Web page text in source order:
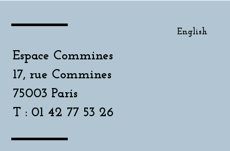
Espace Commines
17, rue Commines
75003 Paris
T : 01 42 77 53 26
English